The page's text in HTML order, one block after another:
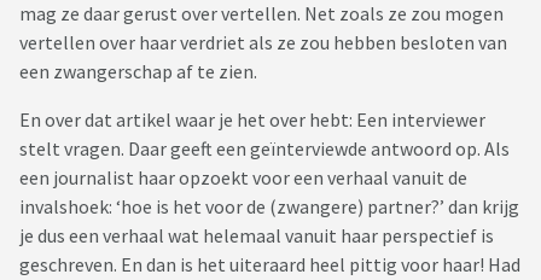
mag ze daar gerust over vertellen. Net zoals ze zou mogen
vertellen over haar verdriet als ze zou hebben besloten van
een zwangerschap af te zien.
En over dat artikel waar je het over hebt: Een interviewer
stelt vragen. Daar geeft een geïnterviewde antwoord op. Als
een journalist haar opzoekt voor een verhaal vanuit de
invalshoek: ‘hoe is het voor de (zwangere) partner?’ dan krijg
je dus een verhaal wat helemaal vanuit haar perspectief is
geschreven. En dan is het uiteraard heel pittig voor haar! Had